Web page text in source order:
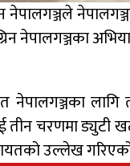
नेपालगञ्जका
नेपालगञ्जका
चरणमा ड्युटी
उल्लेख